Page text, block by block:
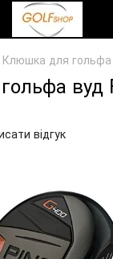
Клюшка для гольфа
вуд
відгук